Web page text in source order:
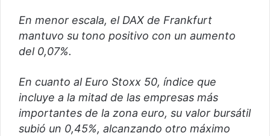
En menor escala, el DAX de Frankfurt
mantuvo su tono positivo con un aumento
del 0,07%.
En cuanto al Euro Stoxx 50, índice que
incluye a la mitad de las empresas más
importantes de la zona euro, su valor bursátil
subió un 0,45%, alcanzando otro máximo